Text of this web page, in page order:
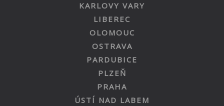
KARLOVY VARY
LIBEREC
OLOMOUC
OSTRAVA
PARDUBICE
PLZEŇ
PRAHA
ÚSTÍ NAD LABEM